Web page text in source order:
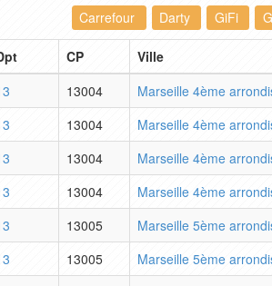
Carrefour Darty GiFi
CP
Ville
13004
Marseille 4ème
13004
Marseille 4ème
13004
Marseille 4ème
13004
Marseille 4ème
13005
Marseille 5ème
13005
Marseille 5ème